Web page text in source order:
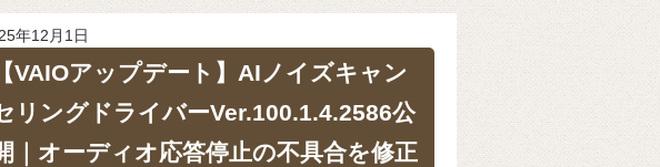
年12月1日
【VAIOアップデート】AIノイズキャン
リングドライバーVer.100.1.4.2586公
｜オーディオ応答停止の不具合を修正